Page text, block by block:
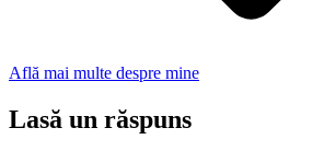
Află mai multe despre mine
Lasă un răspuns